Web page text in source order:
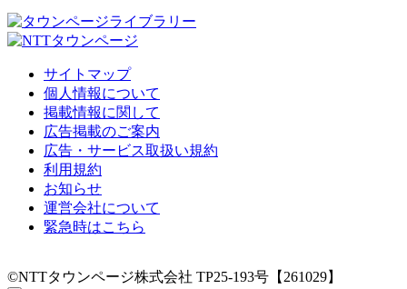
サイトマップ
個人情報について
掲載情報に関して
広告掲載のご案内
広告・サービス取扱い規約
利用規約
お知らせ
運営会社について
緊急時はこちら
©NTTタウンページ株式会社 TP25-193号【261029】